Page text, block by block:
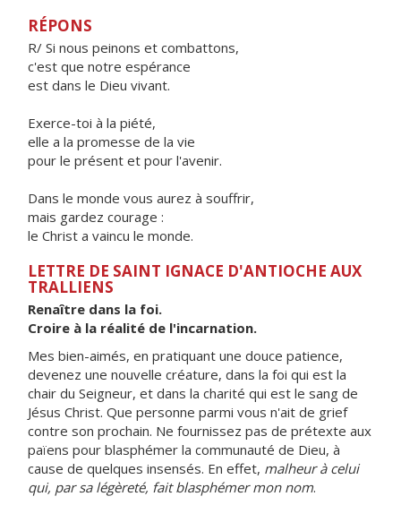
RÉPONS
R/ Si nous peinons et combattons,
c'est que notre espérance
est dans le Dieu vivant.
Exerce-toi à la piété,
elle a la promesse de la vie
pour le présent et pour l'avenir.
Dans le monde vous aurez à souffrir,
mais gardez courage :
le Christ a vaincu le monde.
LETTRE DE SAINT IGNACE D'ANTIOCHE AUX
TRALLIENS
Renaître dans la foi.
Croire à la réalité de l'incarnation.
Mes bien-aimés, en pratiquant une douce patience,
devenez une nouvelle créature, dans la foi qui est la
chair du Seigneur, et dans la charité qui est le sang de
Jésus Christ. Que personne parmi vous n'ait de grief
contre son prochain. Ne fournissez pas de prétexte aux
païens pour blasphémer la communauté de Dieu, à
cause de quelques insensés. En effet, malheur à celui
qui, par sa légèreté, fait blasphémer mon nom.